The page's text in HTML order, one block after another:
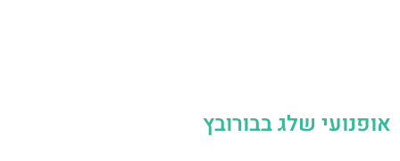
אופנועי שלג בבורובץ